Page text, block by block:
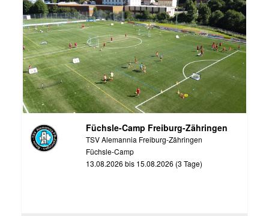
Füchsle-Camp Freiburg-Zähringen
TSV Alemannia Freiburg-Zähringen
Füchsle-Camp
13.08.2026 bis 15.08.2026 (3 Tage)